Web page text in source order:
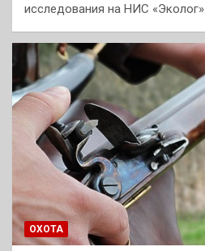
исследования на НИС «Эколог»…
ОХОТА